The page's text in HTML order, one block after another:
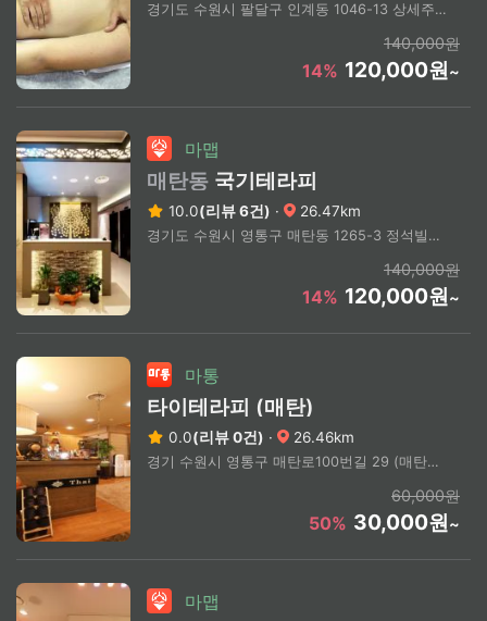
경기도 수원시 팔달구 인계동 1046-13 상세주소 전화문의
140,000원
14% 120,000원~
마맵
매탄동 국기테라피
10.0(리뷰 6건) · 26.47km
경기도 수원시 영통구 매탄동 1265-3 정석빌딩 5층
140,000원
14% 120,000원~
마통
타이테라피 (매탄)
0.0(리뷰 0건) · 26.46km
경기 수원시 영통구 매탄로100번길 29 (매탄동, 국제프라자)
60,000원
50% 30,000원~
마맵